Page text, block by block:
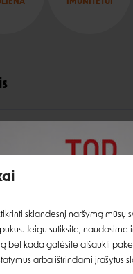
IMUNITETUI
Registruotis
sklandesnį naršymą mūsų
Jeigu sutiksite, naudosime
bet kada galėsite atšaukti
arba ištrindami įrašytus